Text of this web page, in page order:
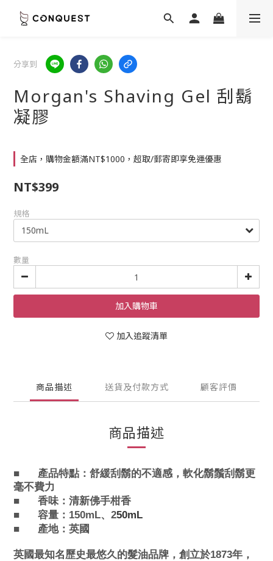
分享到
Morgan's Shaving Gel 刮鬍
凝膠
全店，購物金額滿NT$1000，超取/郵寄即享免運優惠
NT$399
規格
數量
加入購物車
加入追蹤清單
商品描述 送貨及付款方式 顧客評價
商品描述
■
產品特點：舒緩刮鬍的不適感，軟化鬍鬚刮鬍更
毫不費力
■
香味：清新佛手柑香
■
容量：150mL、250mL
■
產地：英國
英國最知名歷史最悠久的髮油品牌，創立於1873年，